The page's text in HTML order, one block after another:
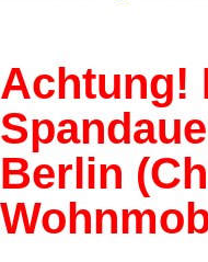
Achtung!
Berlin